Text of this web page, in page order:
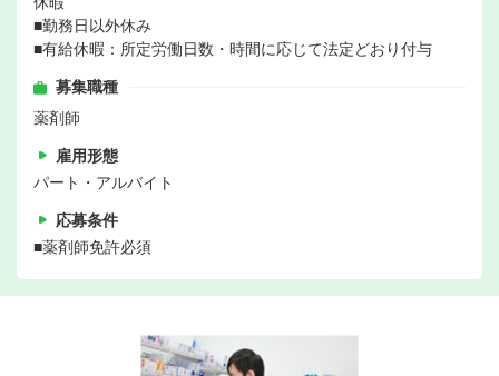
■勤務日以外休み
■有給休暇：所定労働日数・時間に応じて法定どおり付与
募集職種
薬剤師
雇用形態
パート・アルバイト
応募条件
■薬剤師免許必須